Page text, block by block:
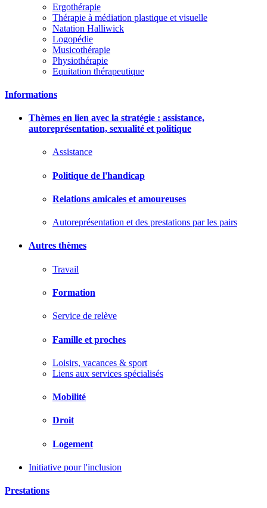
Ergothérapie
Thérapie à médiation plastique et visuelle
Natation Halliwick
Logopédie
Musicothérapie
Physiothérapie
Equitation thérapeutique
Informations
Thèmes en lien avec la stratégie : assistance,
autoreprésentation, sexualité et politique
Assistance
Politique de l'handicap
Relations amicales et amoureuses
Autoreprésentation et des prestations par les pairs
Autres thèmes
Travail
Formation
Service de relève
Famille et proches
Loisirs, vacances & sport
Liens aux services spécialisés
Mobilité
Droit
Logement
Initiative pour l'inclusion
Prestations